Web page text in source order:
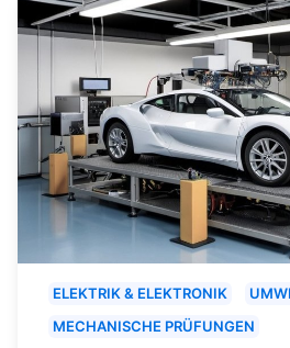
ELEKTRIK & ELEKTRONIK
MECHANISCHE PRÜFUNGEN